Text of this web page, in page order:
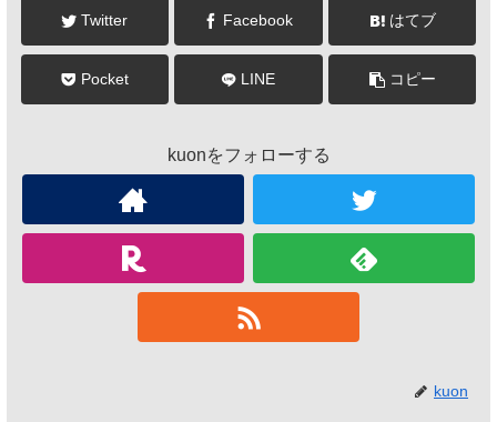
Twitter Facebook はてブ
Pocket LINE コピー
kuonをフォローする
kuon